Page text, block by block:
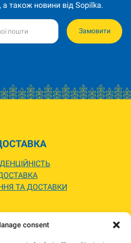
consent
а також новини від Sopilka.
Замовити
ТА ДОСТАВКИ